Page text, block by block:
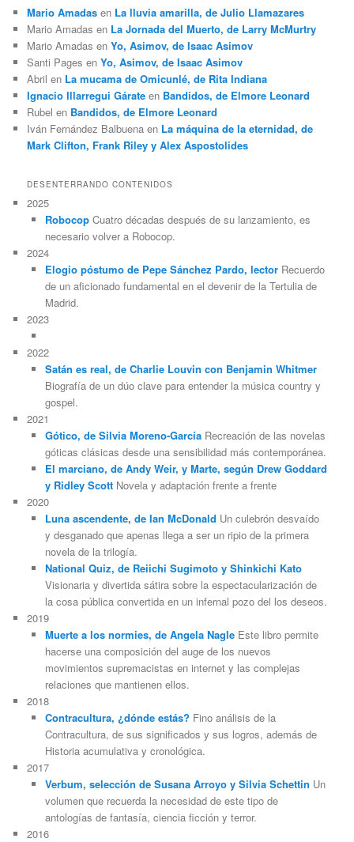
Mario Amadas en La lluvia amarilla, de Julio Llamazares
Mario Amadas en La Jornada del Muerto, de Larry McMurtry
Mario Amadas enYo, Asimov, de Isaac Asimov
Santi Pages enYo, Asimov, de Isaac Asimov
Abril en La mucama de Omicunlé, de Rita Indiana
Ignacio Illarregui Gárate en Bandidos, de Elmore Leonard
Rubel en Bandidos, de Elmore Leonard
Iván Fernández Balbuena en La máquina de la eternidad, de
Mark Clifton, Frank Riley y Alex Aspostolides
DESENTERRANDO CONTENIDOS
2025
RobocopCuatro décadas después de su lanzamiento, es
necesario volver a Robocop.
2024
Elogio póstumo de Pepe Sánchez Pardo, lectorRecuerdo
de un aficionado fundamental en el devenir de la Tertulia de
Madrid.
2023
2022
Satán es real, de Charlie Louvin con Benjamin Whitmer
Biografía de un dúo clave para entender la música country y
gospel.
2021
Gótico, de Silvia Moreno-GarcíaRecreación de las novelas
góticas clásicas desde una sensibilidad más contemporánea.
El marciano, de Andy Weir, y Marte, según Drew Goddard
y Ridley ScottNovela y adaptación frente a frente
2020
Luna ascendente, de Ian McDonald Un culebrón desvaído
y desganado que apenas llega a ser un ripio de la primera
novela de la trilogía.
National Quiz, de Reiichi Sugimoto y Shinkichi Kato
Visionaria y divertida sátira sobre la espectacularización de
la cosa pública convertida en un infernal pozo del los deseos.
2019
Muerte a los normies, de Angela NagleEste libro permite
hacerse una composición del auge de los nuevos
movimientos supremacistas en internet y las complejas
relaciones que mantienen ellos.
2018
Contracultura, ¿dónde estás? Fino análisis de la
Contracultura, de sus significados y sus logros, además de
Historia acumulativa y cronológica.
2017
Verbum, selección de Susana Arroyo y Silvia Schettin Un
volumen que recuerda la necesidad de este tipo de
antologías de fantasía, ciencia ficción y terror.
2016